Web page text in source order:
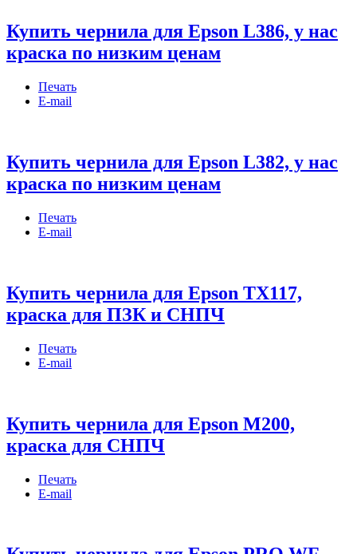
Купить чернила для Epson L386, у нас
краска по низким ценам
Печать
E-mail
Купить чернила для Epson L382, у нас
краска по низким ценам
Печать
E-mail
Купить чернила для Epson TX117,
краска для ПЗК и СНПЧ
Печать
E-mail
Купить чернила для Epson M200,
краска для СНПЧ
Печать
E-mail